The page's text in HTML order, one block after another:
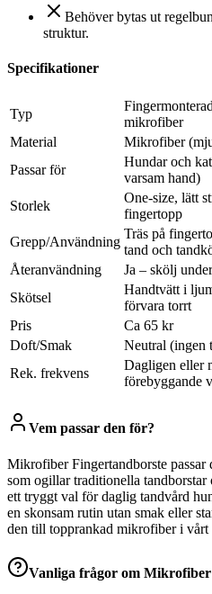
Behöver bytas ut
struktur.
Specifikationer
Typ
mikrofiber
Material
Mikrofiber
Passar för
Hundar och
varsam hand)
Storlek
One-size, lätt
fingertopp
Grepp/Användning
Träs på
tand och
Återanvändning
Ja – skölj
Skötsel
Handtvätt i
förvara torrt
Pris
Ca 65 kr
Doft/Smak
Neutral (ingen
Rek. frekvens
Dagligen eller
förebyggande
Vem passar den för?
Mikrofiber Fingertandborste passar
som ogillar traditionella
ett tryggt val för daglig tandvård
en skonsam rutin utan smak eller
den till topprankad mikrofiber i vårt
Vanliga frågor om Mikrofiber